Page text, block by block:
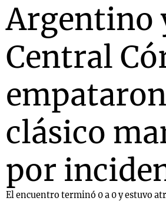
Argentino
Central
clásico
por
El encuentro terminó 0 a 0 y estuvo